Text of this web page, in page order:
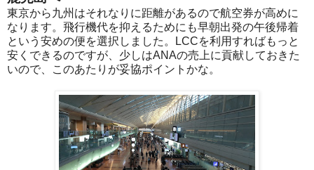
東京から九州はそれなりに距離があるので航空券が高めに
なります。飛行機代を抑えるためにも早朝出発の午後帰着
という安めの便を選択しました。LCCを利用すればもっと
安くできるのですが、少しはANAの売上に貢献しておきた
いので、このあたりが妥協ポイントかな。